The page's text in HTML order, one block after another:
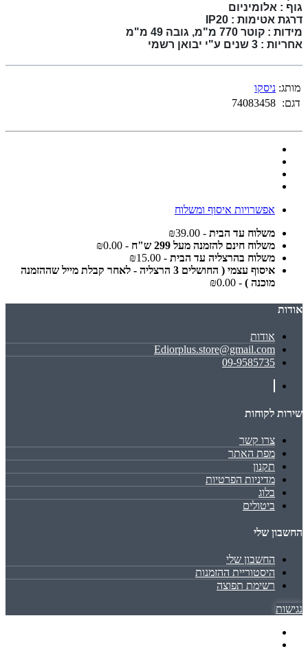
גוף : אלומיניום
דרגת אטימות : IP20
מידות : קוטר 770 מ"מ, גובה 49 מ"מ
אחריות : 3 שנים ע"י יבואן רשמי
מותג: ניסקו
דגם: 74083458
אפשרויות איסוף ומשלוח
משלוח עד הבית - ₪39.00
משלוח חינם להזמנה מעל 299 ש"ח
- ₪0.00
משלוח בהרצליה עד הבית - ₪15.00
איסוף עצמי ( החושלים 3 הרצליה - לאחר קבלת מייל שההזמנה
מוכנה ) - ₪0.00
אודות
אודות
Ediorplus.store@gmail.com
09-9585735
שירות לקוחות
צרו קשר
מפת האתר
תקנון
מדיניות הפרטיות
בלוג
ביטולים
החשבון שלי
החשבון שלי
היסטוריית ההזמנות
רשימת תפוצה
נגישות